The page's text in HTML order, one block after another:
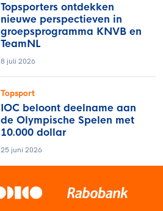
Topsporters ontdekken
nieuwe perspectieven in
groepsprogramma KNVB en
TeamNL
8 juli 2026
Topsport
IOC beloont deelname aan
de Olympische Spelen met
10.000 dollar
25 juni 2026